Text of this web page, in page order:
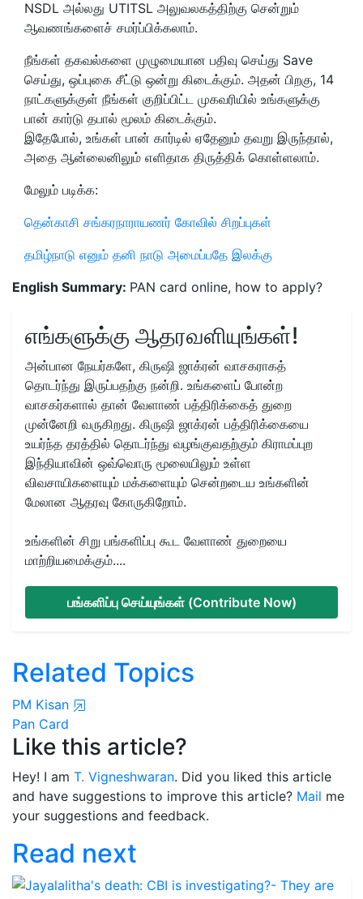
NSDL அல்லது UTITSL அலுவலகத்திற்கு சென்றும்
ஆவணங்களைச் சமர்ப்பிக்கலாம்.
நீங்கள் தகவல்களை முழுமையான பதிவு செய்து Save
செய்து, ஒப்புகை சீட்டு ஒன்று கிடைக்கும். அதன் பிறகு, 14
நாட்களுக்குள் நீங்கள் குறிப்பிட்ட முகவரியில் உங்களுக்கு
பான் கார்டு தபால் மூலம் கிடைக்கும்.
இதேபோல், உங்கள் பான் கார்டில் ஏதேனும் தவறு இருந்தால்,
அதை ஆன்லைனிலும் எளிதாக திருத்திக் கொள்ளலாம்.
மேலும் படிக்க:
தென்காசி சங்கரநாராயணர் கோவில் சிறப்புகள்
தமிழ்நாடு எனும் தனி நாடு அமைப்பதே இலக்கு
English Summary: PAN card online, how to apply?
எங்களுக்கு ஆதரவளியுங்கள்!
அன்பான நேயர்களே, கிருஷி ஜாக்ரன் வாசகராகத்
தொடர்ந்து இருப்பதற்கு நன்றி. உங்களைப் போன்ற
வாசகர்களால் தான் வேளாண் பத்திரிக்கைத் துறை
முன்னேறி வருகிறது. கிருஷி ஜாக்ரன் பத்திரிக்கையை
உயர்ந்த தரத்தில் தொடர்ந்து வழங்குவதற்கும் கிராமப்புற
இந்தியாவின் ஒவ்வொரு மூலையிலும் உள்ள
விவசாயிகளையும் மக்களையும் சென்றடைய உங்களின்
மேலான ஆதரவு கோருகிறோம்.
உங்களின் சிறு பங்களிப்பு கூட வேளாண் துறையை
மாற்றியமைக்கும்....
பங்களிப்பு செய்யுங்கள் (Contribute Now)
Related Topics
PM Kisan
Pan Card
Like this article?
Hey! I am T. Vigneshwaran. Did you liked this article
and have suggestions to improve this article? Mail me
your suggestions and feedback.
Read next